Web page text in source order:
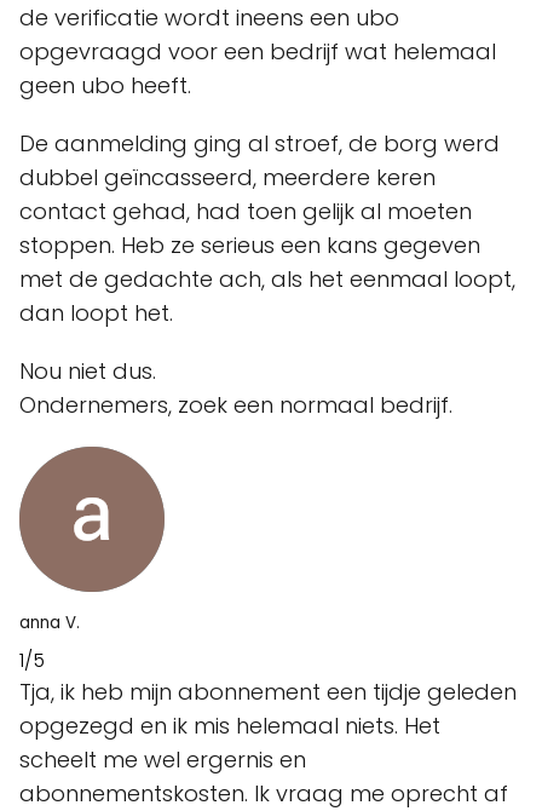
de verificatie wordt ineens een ubo
opgevraagd voor een bedrijf wat helemaal
geen ubo heeft.
De aanmelding ging al stroef, de borg werd
dubbel geïncasseerd, meerdere keren
contact gehad, had toen gelijk al moeten
stoppen. Heb ze serieus een kans gegeven
met de gedachte ach, als het eenmaal loopt,
dan loopt het.
Nou niet dus.
Ondernemers, zoek een normaal bedrijf.
anna V.
1/5
Tja, ik heb mijn abonnement een tijdje geleden
opgezegd en ik mis helemaal niets. Het
scheelt me wel ergernis en
abonnementskosten. Ik vraag me oprecht af